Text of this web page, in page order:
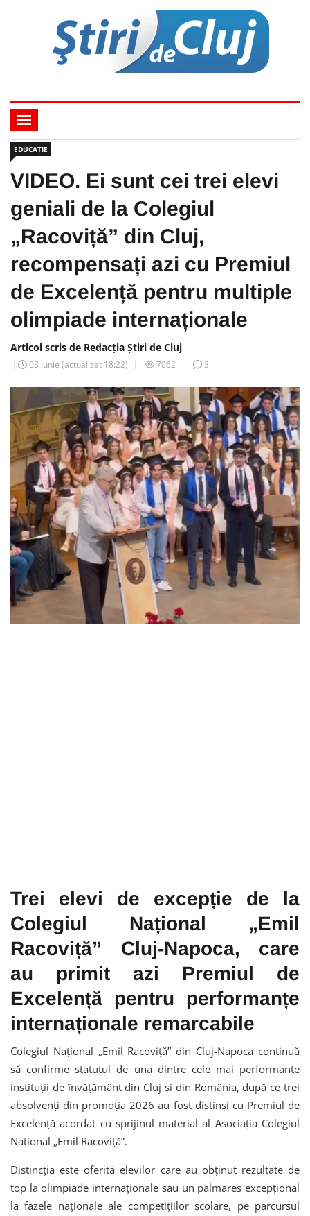
EDUCAȚIE
VIDEO. Ei sunt cei trei elevi
geniali de la Colegiul
„Racoviță” din Cluj,
recompensați azi cu Premiul
de Excelență pentru multiple
olimpiade internaționale
Articol scris de Redacția Știri de Cluj
03 Iunie (actualizat 18:22) 7062 3
Trei elevi de excepție de la
Colegiul Național „Emil
Racoviță” Cluj-Napoca, care
au primit azi Premiul de
Excelență pentru performanțe
internaționale remarcabile
Colegiul Național „Emil Racoviță” din Cluj-Napoca continuă
să confirme statutul de una dintre cele mai performante
instituții de învățământ din Cluj și din România, după ce trei
absolvenți din promoția 2026 au fost distinși cu Premiul de
Excelență acordat cu sprijinul material al Asociația Colegiul
Național „Emil Racoviță”.
Distincția este oferită elevilor care au obținut rezultate de
top la olimpiade internaționale sau un palmares excepțional
la fazele naționale ale competițiilor școlare, pe parcursul